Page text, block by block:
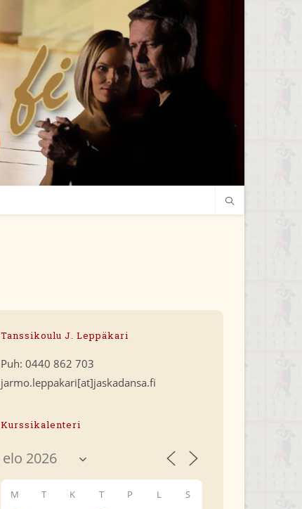
Tanssikoulu J. Leppäkari
Puh: 0440 862 703
jarmo.leppakari[at]jaskadansa.fi
Kurssikalenteri
M T K T P L S